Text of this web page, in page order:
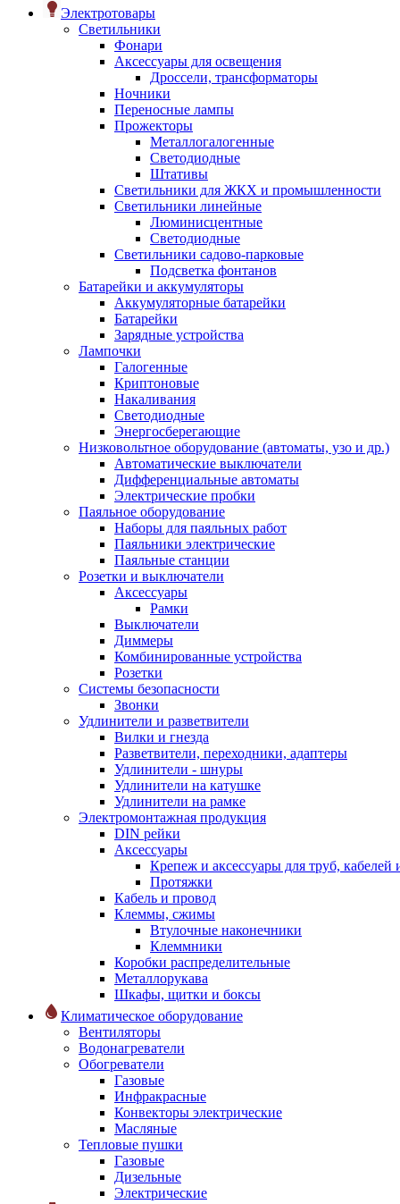
Электротовары
Светильники
Фонари
Аксессуары для освещения
Дроссели, трансформаторы
Ночники
Переносные лампы
Прожекторы
Металлогалогенные
Светодиодные
Штативы
Светильники для ЖКХ и промышленности
Светильники линейные
Люминисцентные
Светодиодные
Светильники садово-парковые
Подсветка фонтанов
Батарейки и аккумуляторы
Аккумуляторные батарейки
Батарейки
Зарядные устройства
Лампочки
Галогенные
Криптоновые
Накаливания
Светодиодные
Энергосберегающие
Низковольтное оборудование (автоматы, узо и др.)
Автоматические выключатели
Дифференциальные автоматы
Электрические пробки
Паяльное оборудование
Наборы для паяльных работ
Паяльники электрические
Паяльные станции
Розетки и выключатели
Аксессуары
Рамки
Выключатели
Диммеры
Комбинированные устройства
Розетки
Системы безопасности
Звонки
Удлинители и разветвители
Вилки и гнезда
Разветвители, переходники, адаптеры
Удлинители - шнуры
Удлинители на катушке
Удлинители на рамке
Электромонтажная продукция
DIN рейки
Аксессуары
Крепеж и аксессуары для труб, кабелей
Протяжки
Кабель и провод
Клеммы, сжимы
Втулочные наконечники
Клеммники
Коробки распределительные
Металлорукава
Шкафы, щитки и боксы
Климатическое оборудование
Вентиляторы
Водонагреватели
Обогреватели
Газовые
Инфракрасные
Конвекторы электрические
Масляные
Тепловые пушки
Газовые
Дизельные
Электрические